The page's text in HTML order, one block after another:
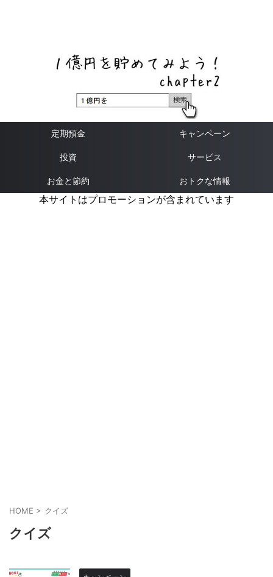
定期預金 キャンペーン
投資 サービス
お金と節約 おトクな情報
本サイトはプロモーションが含まれています
HOME > クイズ
クイズ